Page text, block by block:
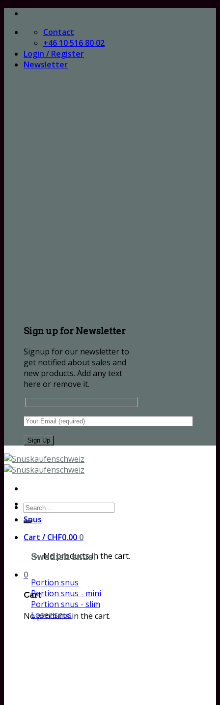
Skip
content
Contact
+46 10 516 80 02
Login / Register
Newsletter
Sign up for Newsletter
Signup for our newsletter to
get notified about sales and
new products. Add any text
here or remove it.
Search
for:
Cart / CHF0.00 0
No products in the cart.
0
Cart
No products in the cart.
Snus
Swedish snus!
Portion snus
Portion snus - mini
Portion snus - slim
Loser snus